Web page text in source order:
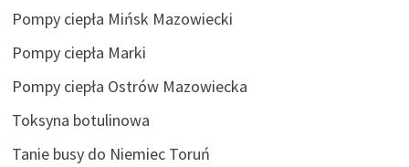
Pompy ciepła Mińsk Mazowiecki
Pompy ciepła Marki
Pompy ciepła Ostrów Mazowiecka
Toksyna botulinowa
Tanie busy do Niemiec Toruń